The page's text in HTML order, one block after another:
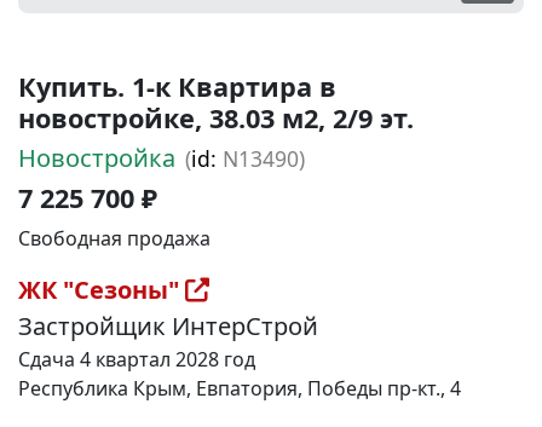
Купить. 1-к Квартира в
новостройке, 38.03 м2, 2/9 эт.
Новостройка (id: N13490)
7 225 700 ₽
Свободная продажа
ЖК "Сезоны"
Застройщик ИнтерСтрой
Сдача 4 квартал 2028 год
Республика Крым, Евпатория, Победы пр-кт., 4